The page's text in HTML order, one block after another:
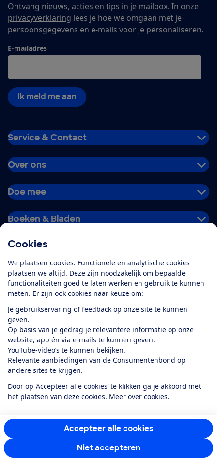
Cookies
We plaatsen cookies. Functionele en analytische cookies
plaatsen we altijd. Deze zijn noodzakelijk om bepaalde
functionaliteiten goed te laten werken en gebruik te kunnen
meten. Er zijn ook cookies naar keuze om:
Je gebruikservaring of feedback op onze site te kunnen
geven.
Op basis van je gedrag je relevantere informatie op onze
website, app én via e-mails te kunnen geven.
YouTube-video’s te kunnen bekijken.
Relevante aanbiedingen van de Consumentenbond op
andere sites te krijgen.
Door op ‘Accepteer alle cookies’ te klikken ga je akkoord met
het plaatsen van deze cookies. Meer over cookies.
Accepteer alle cookies
Niet accepteren
Ontvang nieuws, acties en tips in je mailbox. In onze
privacyverklaring lees je hoe we omgaan met je
persoonsgegevens en e-mails voor je personaliseren.
E-mailadres
Ik meld me aan
Service & Contact
Over ons
Doe mee
Boeken & Bladen
Alles over de
app
Algemene Voorwaarden
Privacyverklaring
Cookiebeleid
Privacyvoorkeuren
Toegankelijkheid
RSS-feed nieuws
Facebook
TwitterInstagram
YoutubeLinkedIn
12.901consumentenbeoordelen de Consumentenbondmet gemiddeld